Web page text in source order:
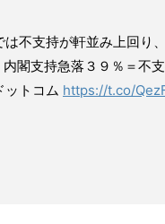
は不支持が軒並み上回り
閣支持急落３９％＝不
ットコム https://t.co/